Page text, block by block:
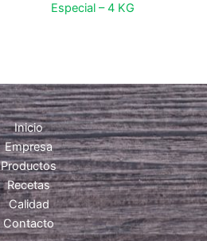
Especial – 4 KG
Inicio
Empresa
Productos
Recetas
Calidad
Contacto